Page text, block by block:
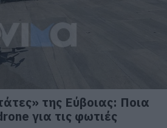
της Εύβοιας: Ποια
για τις φωτιές